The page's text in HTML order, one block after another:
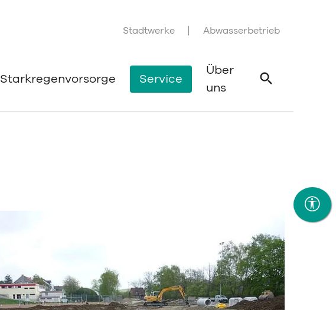
Stadtwerke Abwasserbetrieb
Starkregenvorsorge Service
Über
uns